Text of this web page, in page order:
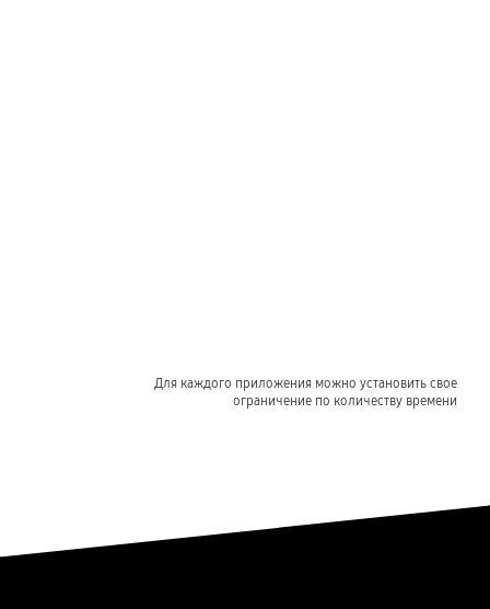
Для каждого приложения можно установить свое
ограничение по количеству времени